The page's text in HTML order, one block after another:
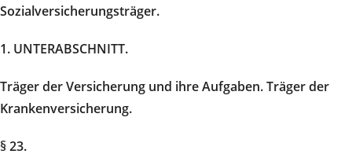
Sozialversicherungsträger.
1. UNTERABSCHNITT.
Träger der Versicherung und ihre Aufgaben. Träger der
Krankenversicherung.
§ 23.